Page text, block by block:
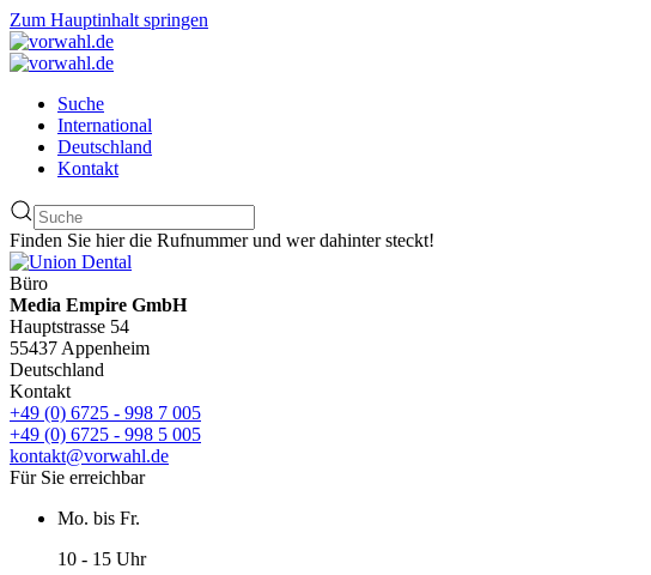
Zum Hauptinhalt springen
Suche
International
Deutschland
Kontakt
Finden Sie hier die Rufnummer und wer dahinter steckt!
Büro
Media Empire GmbH
Hauptstrasse 54
55437 Appenheim
Deutschland
Kontakt
+49 (0) 6725 - 998 7 005
+49 (0) 6725 - 998 5 005
kontakt@vorwahl.de
Für Sie erreichbar
Mo. bis Fr.
10 - 15 Uhr